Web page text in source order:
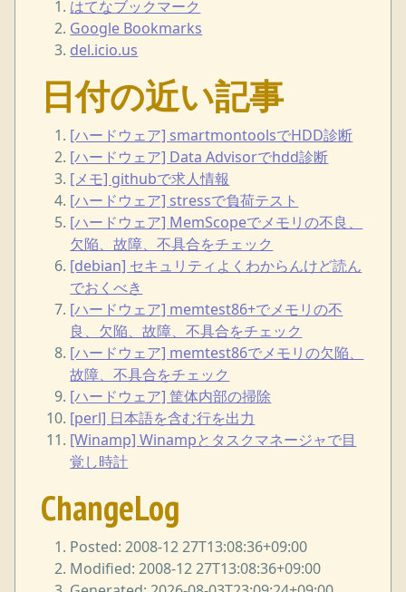
はてなブックマーク
Google Bookmarks
del.icio.us
日付の近い記事
[ハードウェア] smartmontoolsでHDD診断
[ハードウェア] Data Advisorでhdd診断
[メモ] githubで求人情報
[ハードウェア] stressで負荷テスト
[ハードウェア] MemScopeでメモリの不良、
欠陥、故障、不具合をチェック
[debian] セキュリティよくわからんけど読ん
でおくべき
[ハードウェア] memtest86+でメモリの不
良、欠陥、故障、不具合をチェック
[ハードウェア] memtest86でメモリの欠陥、
故障、不具合をチェック
[ハードウェア] 筐体内部の掃除
[perl] 日本語を含む行を出力
[Winamp] Winampとタスクマネージャで目
覚し時計
ChangeLog
Posted: 2008-12 27T13:08:36+09:00
Modified: 2008-12 27T13:08:36+09:00